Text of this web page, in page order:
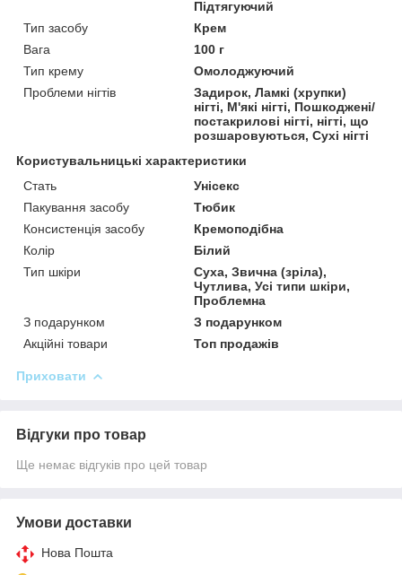
Підтягуючий
Тип засобу
Крем
Вага
100 г
Тип крему
Омолоджуючий
Проблеми нігтів
Задирок, Ламкі (хрупки)
нігті, М'які нігті, Пошкоджені/
постакрилові нігті, нігті, що
розшаровуються, Сухі нігті
Користувальницькі характеристики
Стать
Унісекс
Пакування засобу
Тюбик
Консистенція засобу
Кремоподібна
Колір
Білий
Тип шкіри
Суха, Звична (зріла),
Чутлива, Усі типи шкіри,
Проблемна
З подарунком
З подарунком
Акційні товари
Топ продажів
Приховати
Відгуки про товар
Ще немає відгуків про цей товар
Умови доставки
Нова Пошта